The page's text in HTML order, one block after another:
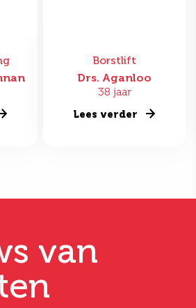
Borstlift
Drs. Aganloo
38 jaar
Lees verder
van